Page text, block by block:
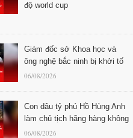
độ world cup
Giám đốc sở Khoa học và
ông nghệ bắc ninh bị khởi tố
06/08/2026
Con dâu tỷ phú Hồ Hùng Anh
làm chủ tịch hãng hàng không
06/08/2026